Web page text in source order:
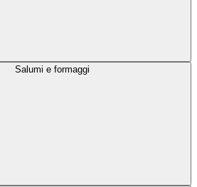
Salumi e formaggi